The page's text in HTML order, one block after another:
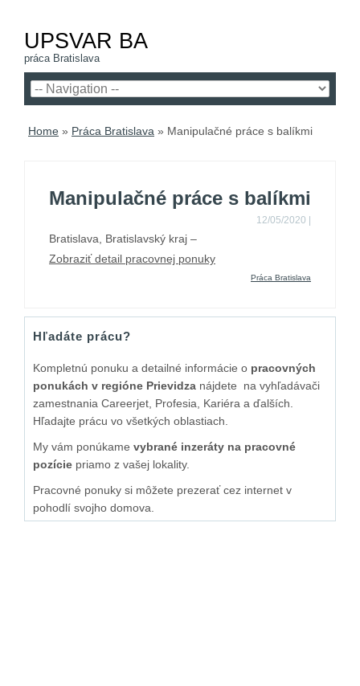
UPSVAR BA
práca Bratislava
Home » Práca Bratislava » Manipulačné práce s balíkmi
Manipulačné práce s balíkmi
12/05/2020
Bratislava, Bratislavský kraj –
Zobraziť detail pracovnej ponuky
Práca Bratislava
Hľadáte prácu?
Kompletnú ponuku a detailné informácie o pracovných
ponukách v regióne Prievidza nájdete na vyhľadávači
zamestnania Careerjet, Profesia, Kariéra a ďalších.
Hľadajte prácu vo všetkých oblastiach.
My vám ponúkame vybrané inzeráty na pracovné
pozície priamo z vašej lokality.
Pracovné ponuky si môžete prezerať cez internet v
pohodlí svojho domova.